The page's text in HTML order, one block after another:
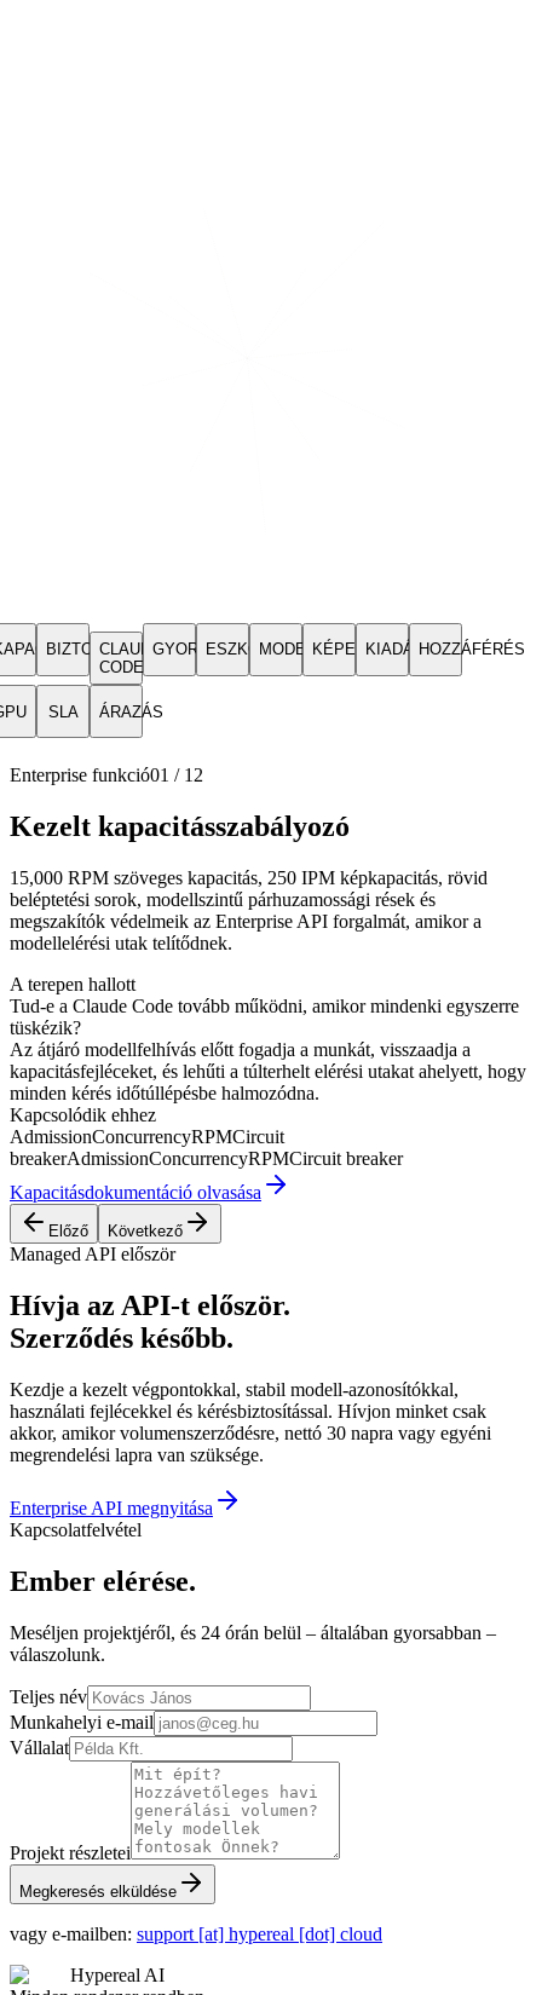
BIZTOSÍTÁS
CLAUDE
CODE
GYORSÍTÓTÁR
ESZKÖZÖKMODELLEK
KÉPEK KIADÁSOKHOZZÁFÉRÉS
SLA ÁRAZÁS
Enterprise funkció01 / 12
Kezelt kapacitásszabályozó
15,000 RPM szöveges kapacitás, 250 IPM képkapacitás, rövid
beléptetési sorok, modellszintű párhuzamossági rések és
megszakítók védelmeik az Enterprise API forgalmát, amikor a
modellelérési utak telítődnek.
A terepen hallott
Tud-e a Claude Code tovább működni, amikor mindenki egyszerre
tüskézik?
Az átjáró modellfelhívás előtt fogadja a munkát, visszaadja a
kapacitásfejléceket, és lehűti a túlterhelt elérési utakat ahelyett, hogy
minden kérés időtúllépésbe halmozódna.
Kapcsolódik ehhez
AdmissionConcurrencyRPMCircuit
breakerAdmissionConcurrencyRPMCircuit breaker
Kapacitásdokumentáció olvasása
Előző Következő
Managed API először
Hívja az API-t először.
Szerződés később.
Kezdje a kezelt végpontokkal, stabil modell-azonosítókkal,
használati fejlécekkel és kérésbiztosítással. Hívjon minket csak
akkor, amikor volumenszerződésre, nettó 30 napra vagy egyéni
megrendelési lapra van szüksége.
Enterprise API megnyitása
Kapcsolatfelvétel
Ember elérése.
Meséljen projektjéről, és 24 órán belül – általában gyorsabban –
válaszolunk.
Teljes név
Munkahelyi e-mail
Vállalat
Projekt részletei
Megkeresés elküldése
vagy e-mailben: support [at] hypereal [dot] cloud
Hypereal AI